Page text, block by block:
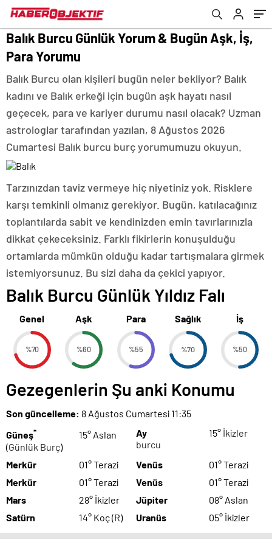
Balık Burcu Günlük Yorum & Bugün Aşk, İş,
Para Yorumu
Balık Burcu olan kişileri bugün neler bekliyor? Balık
kadını ve Balık erkeği için bugün aşk hayatı nasıl
geçecek, para ve kariyer durumu nasıl olacak? Uzman
astrologlar tarafından yazılan, 8 Ağustos 2026
Cumartesi Balık burcu burç yorumumuzu okuyun.
Tarzınızdan taviz vermeye hiç niyetiniz yok. Risklere
karşı temkinli olmanız gerekiyor. Bugün, katılacağınız
toplantılarda sabit ve kendinizden emin tavırlarınızla
dikkat çekeceksiniz. Farklı fikirlerin konuşulduğu
ortamlarda mümkün olduğu kadar tartışmalara girmek
istemiyorsunuz. Bu sizi daha da çekici yapıyor.
Balık Burcu Günlük Yıldız Falı
Genel
%70
Aşk
%60
Para
%55
Sağlık
%70
İş
%50
Gezegenlerin Şu anki Konumu
Son güncelleme: 8 Ağustos Cumartesi 11:35
Güneş*
15° Aslan
(Günlük Burç)
Ay 15° İkizler
burcu
Merkür
01° Terazi Venüs
01° Terazi
Merkür
01° Terazi Venüs
01° Terazi
Mars
28° İkizler Jüpiter
08° Aslan
Satürn
14° Koç (R) Uranüs 05° İkizler